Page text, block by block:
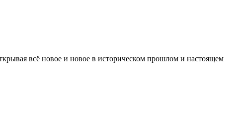
всё новое и новое в историческом прошлом и настоящем